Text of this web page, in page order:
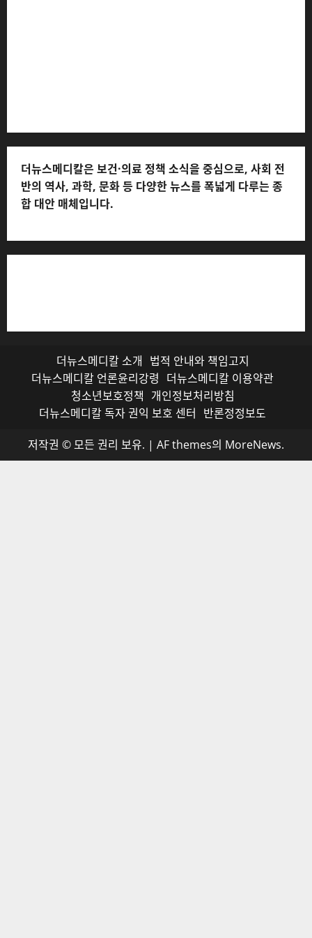
더뉴스메디칼은 보건·의료 정책 소식을 중심으로, 사회 전
반의 역사, 과학, 문화 등 다양한 뉴스를 폭넓게 다루는 종
합 대안 매체입니다.
더뉴스메디칼 소개 법적 안내와 책임고지
더뉴스메디칼 언론윤리강령 더뉴스메디칼 이용약관
청소년보호정책 개인정보처리방침
더뉴스메디칼 독자 권익 보호 센터 반론정정보도
저작권 © 모든 권리 보유. | AF themes의 MoreNews.